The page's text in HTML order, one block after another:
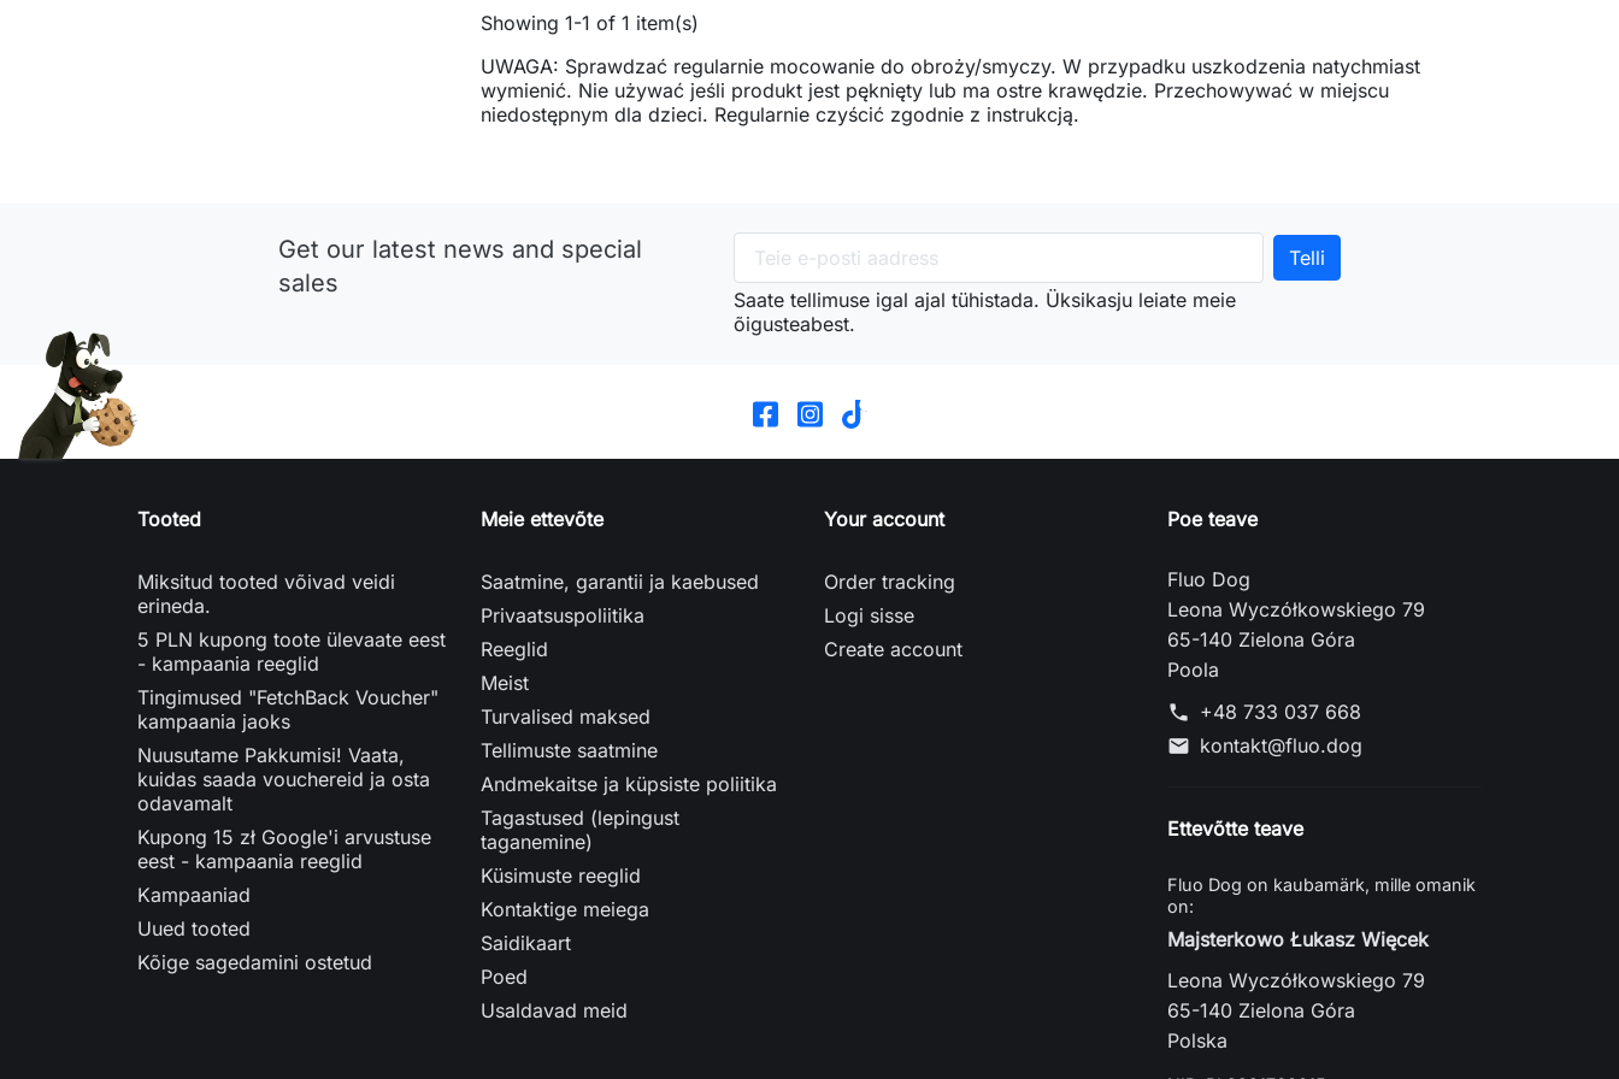
Showing 1-1 of 1 item(s)
UWAGA: Sprawdzać regularnie mocowanie do obroży/smyczy. W przypadku uszkodzenia natychmiast
wymienić. Nie używać jeśli produkt jest pęknięty lub ma ostre krawędzie. Przechowywać w miejscu
niedostępnym dla dzieci. Regularnie czyścić zgodnie z instrukcją.
Get our latest news and special
sales
Saate tellimuse igal ajal tühistada. Üksikasju leiate meie
õigusteabest.
Tooted
Miksitud tooted võivad veidi
erineda.
5 PLN kupong toote ülevaate eest
- kampaania reeglid
Tingimused "FetchBack Voucher"
kampaania jaoks
Nuusutame Pakkumisi! Vaata,
kuidas saada vouchereid ja osta
odavamalt
Kupong 15 zł Google'i arvustuse
eest - kampaania reeglid
Kampaaniad
Uued tooted
Kõige sagedamini ostetud
Meie ettevõte
Saatmine, garantii ja kaebused
Privaatsuspoliitika
Reeglid
Meist
Turvalised maksed
Tellimuste saatmine
Andmekaitse ja küpsiste poliitika
Tagastused (lepingust
taganemine)
Küsimuste reeglid
Kontaktige meiega
Saidikaart
Poed
Usaldavad meid
Your account
Order tracking
Logi sisse
Create account
Poe teave
Fluo Dog
Leona Wyczółkowskiego 79
65-140 Zielona Góra
Poola
phone +48 733 037 668
mail kontakt@fluo.dog
Ettevõtte teave
Fluo Dog on kaubamärk, mille omanik
on:
Majsterkowo Łukasz Więcek
Leona Wyczółkowskiego 79
65-140 Zielona Góra
Polska